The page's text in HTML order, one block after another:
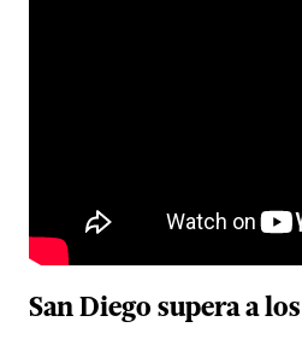
San Diego supera a